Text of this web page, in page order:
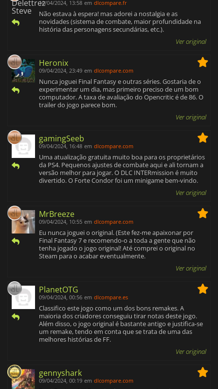
10/04/2024, 13:58 em dlcompare.fr
Não estava à espera! mas adorei a nostalgia e as
novidades (sistema de combate, maior profundidade na
história das personagens secundárias, etc.).
Ver original
Heronix
09/04/2024, 23:49 em dlcompare.com
Nunca joguei Final Fantasy e outras séries. Gostaria de o
experimentar um dia, mas primeiro preciso de um bom
computador. A taxa de avaliação do Opencritic é de 86. O
trailer do jogo parece bom.
Ver original
gamingSeeb
09/04/2024, 16:48 em dlcompare.com
Uma atualização gratuita muito boa para os proprietários
da PS4. Pequenos ajustes de combate aqui e ali tornam a
versão melhor para jogar. O DLC INTERmission é muito
divertido. O Forte Condor foi um minigame bem-vindo.
Ver original
MrBreeze
09/04/2024, 10:55 em dlcompare.com
Eu nunca joguei o original. (Este fez-me apaixonar por
Final Fantasy 7 e recomendo-o a toda a gente que não
tenha jogado o jogo original! Até comprei o original no
Steam para o acabar eventualmente.
Ver original
PlanetOTG
09/04/2024, 00:56 em dlcompare.es
Classifico este jogo como um dos bons remakes. A
maioria dos criadores conseguiu tirar notas deste jogo.
Além disso, o jogo original é bastante antigo e justifica-se
um remake, tendo em conta que se trata de uma das
melhores histórias de FF.
Ver original
gennyshark
09/04/2024, 00:19 em dlcompare.com